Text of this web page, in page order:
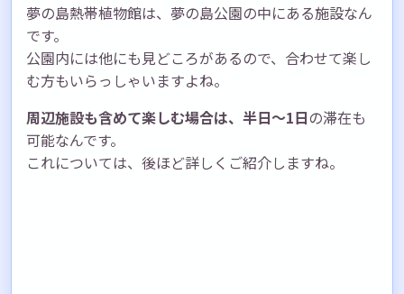
夢の島熱帯植物館は、夢の島公園の中にある施設なん
です。
公園内には他にも見どころがあるので、合わせて楽し
む方もいらっしゃいますよね。
周辺施設も含めて楽しむ場合は、半日〜1日の滞在も
可能なんです。
これについては、後ほど詳しくご紹介しますね。